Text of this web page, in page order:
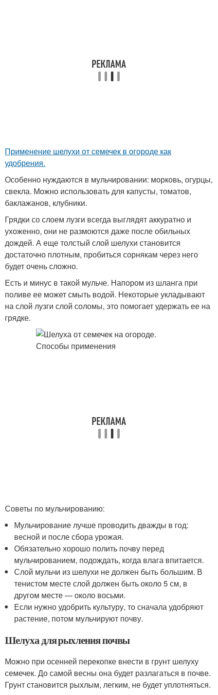
Применение шелухи от семечек в огороде как
удобрения.
Особенно нуждаются в мульчировании: морковь, огурцы,
свекла. Можно использовать для капусты, томатов,
баклажанов, клубники.
Грядки со слоем лузги всегда выглядят аккуратно и
ухоженно, они не размоются даже после обильных
дождей. А еще толстый слой шелухи становится
достаточно плотным, пробиться сорнякам через него
будет очень сложно.
Есть и минус в такой мульче. Напором из шланга при
поливе ее может смыть водой. Некоторые укладывают
на слой лузги слой соломы, это помогает удержать ее на
грядке.
Советы по мульчированию:
Мульчирование лучше проводить дважды в год:
весной и после сбора урожая.
Обязательно хорошо полить почву перед
мульчированием, подождать, когда влага впитается.
Слой мульчи из шелухи не должен быть большим. В
тенистом месте слой должен быть около 5 см, в
другом месте — около восьми.
Если нужно удобрить культуру, то сначала удобряют
растение, потом мульчируют почву.
Шелуха для рыхления почвы
Можно при осенней перекопке внести в грунт шелуху
семечек. До самой весны она будет разлагаться в почве.
Грунт становится рыхлым, легким, не будет уплотняться.